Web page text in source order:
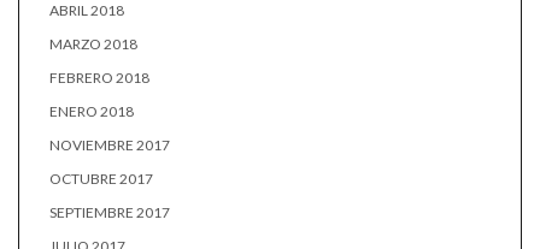
ABRIL 2018
MARZO 2018
FEBRERO 2018
ENERO 2018
NOVIEMBRE 2017
OCTUBRE 2017
SEPTIEMBRE 2017